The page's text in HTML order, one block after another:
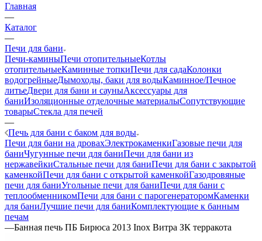
Главная
—
Каталог
—
Печи для бани
Печи-каминыПечи отопительныеКотлы
отопительныеКаминные топкиПечи для садаКолонки
водогрейныеДымоходы, баки для водыКаминное/Печное
литьеДвери для бани и сауныАксессуары для
баниИзоляционные отделочные материалыСопутствующие
товарыСтекла для печей
—
Печь для бани с баком для воды
Печи для бани на дровахЭлектрокаменкиГазовые печи для
баниЧугунные печи для баниПечи для бани из
нержавейкиСтальные печи для баниПечи для бани с закрытой
каменкойПечи для бани с открытой каменкойГазодровяные
печи для баниУгольные печи для баниПечи для бани с
теплообменникомПечи для бани с парогенераторомКаменки
для баниЛучшие печи для баниКомплектующие к банным
печам
—Банная печь ПБ Бирюса 2013 Inox Витра ЗК терракота